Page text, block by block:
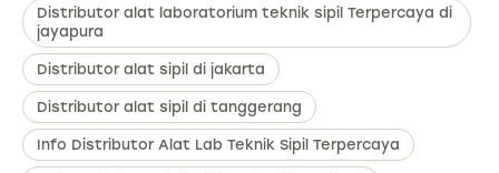
Distributor alat laboratorium teknik sipil Terpercaya di
jayapura
Distributor alat sipil di jakarta
Distributor alat sipil di tanggerang
Info Distributor Alat Lab Teknik Sipil Terpercaya